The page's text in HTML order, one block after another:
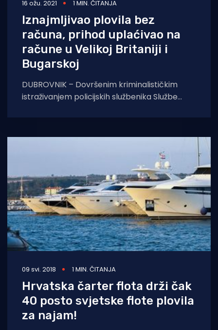
16 ožu. 2021 1 MIN. ČITANJA
Iznajmljivao plovila bez
računa, prihod uplaćivao na
račune u Velikoj Britaniji i
Bugarskoj
DUBROVNIK – Dovršenim kriminalističkim
istraživanjem policijskih službenika Službe
muškarac u dobi od 53 godine sumnjiči se
09 svi. 2018 1 MIN. ČITANJA
Hrvatska čarter flota drži čak
40 posto svjetske flote plovila
za najam!